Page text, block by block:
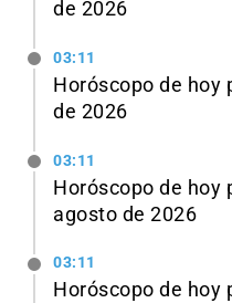
de 2026
03:11
Horóscopo de hoy
de 2026
03:11
Horóscopo de hoy
agosto de 2026
03:11
Horóscopo de hoy